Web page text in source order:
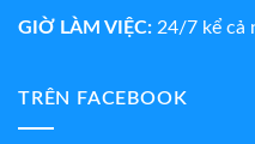
GIỜ LÀM VIỆC: 24/7 kể cả
TRÊN FACEBOOK